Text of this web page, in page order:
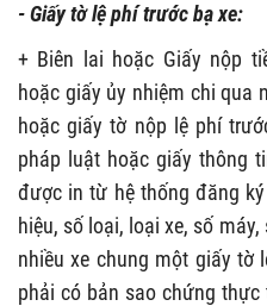
- Giấy tờ lệ phí trước bạ xe:
+ Biên lai hoặc Giấy nộp
hoặc giấy ủy nhiệm chi qua
hoặc giấy tờ nộp lệ phí
pháp luật hoặc giấy thông
được in từ hệ thống đăng
hiệu, số loại, loại xe, số
nhiều xe chung một giấy tờ
phải có bản sao chứng